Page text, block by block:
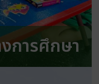
การศึกษา